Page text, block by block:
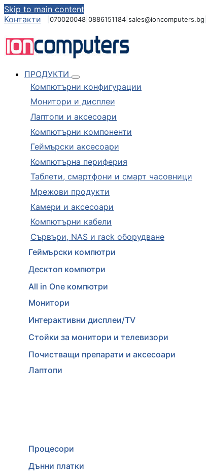
Skip to main content
Контакти
070020048 0886151184 sales@ioncomputers.bg
ПРОДУКТИ
Компютърни конфигурации
Монитори и дисплеи
Лаптопи и аксесоари
Компютърни компоненти
Геймърски аксесоари
Компютърна периферия
Таблети, смартфони и смарт часовници
Мрежови продукти
Камери и аксесоари
Компютърни кабели
Сървъри, NAS и rack оборудване
Геймърски компютри
Десктоп компютри
All in One компютри
Монитори
Интерактивни дисплеи/TV
Стойки за монитори и телевизори
Почистващи препарати и аксесоари
Лаптопи
Процесори
Дънни платки